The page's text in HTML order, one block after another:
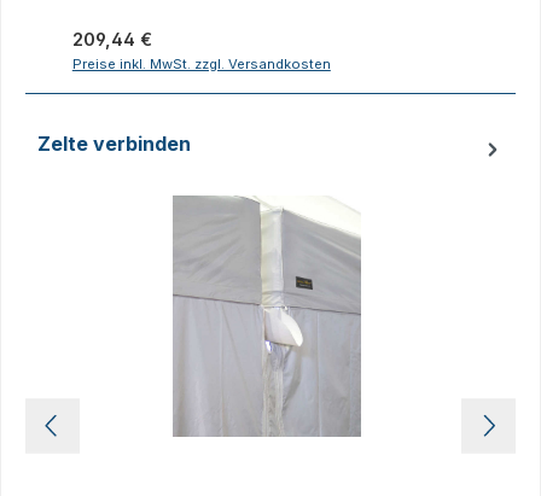
Regulärer Preis:
209,44 €
Preise inkl. MwSt. zzgl. Versandkosten
Zelte verbinden